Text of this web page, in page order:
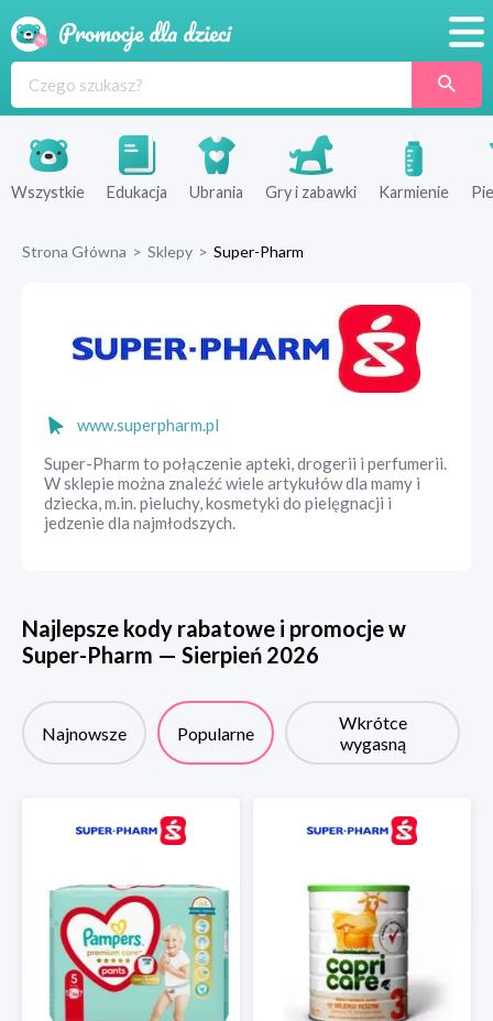
Produkty
Sklepy
Wszystkie Edukacja Ubrania Gry i zabawki Karmienie
Strona Główna > Sklepy > Super-Pharm
www.superpharm.pl
Super-Pharm to połączenie apteki, drogerii i perfumerii.
W sklepie można znaleźć wiele artykułów dla mamy i
dziecka, m.in. pieluchy, kosmetyki do pielęgnacji i
jedzenie dla najmłodszych.
Najlepsze kody rabatowe i promocje w
Super-Pharm — Sierpień 2026
Najnowsze Popularne
Wkrótce
wygasną